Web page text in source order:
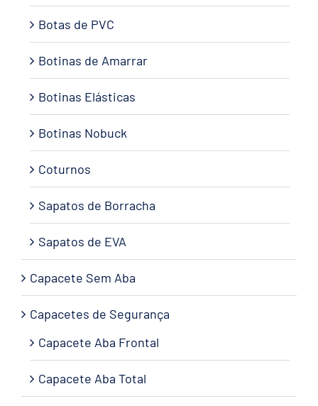
Botas de PVC
Botinas de Amarrar
Botinas Elásticas
Botinas Nobuck
Coturnos
Sapatos de Borracha
Sapatos de EVA
Capacete Sem Aba
Capacetes de Segurança
Capacete Aba Frontal
Capacete Aba Total